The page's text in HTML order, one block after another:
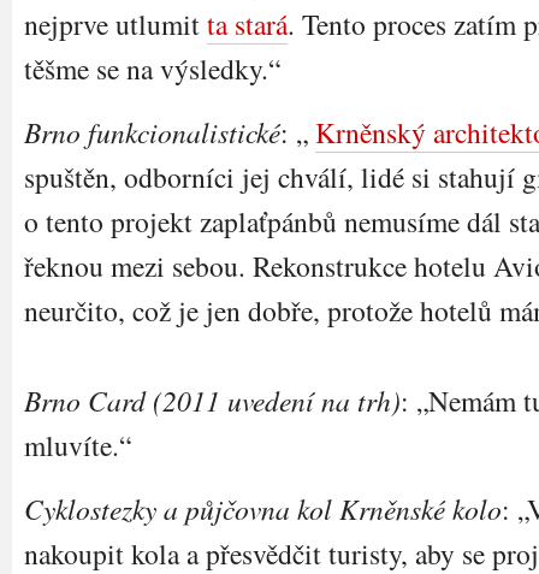
nejprve utlumitta stará. Tento proces zatím
těšme se na výsledky.“
Brno funkcionalistické: „Krněnský
spuštěn, odborníci jej chválí, lidé si stahují
o tento projekt zaplaťpánbů nemusíme dál
řeknou mezi sebou. Rekonstrukce hotelu
neurčito, což je jen dobře, protože hotelů
Brno Card (2011 uvedení na trh): „Nemám
mluvíte.“
Cyklostezky a půjčovna kol Krněnské kolo:
nakoupit kola a přesvědčit turisty, aby se